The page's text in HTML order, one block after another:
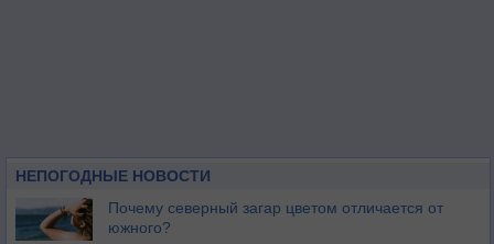
НЕПОГОДНЫЕ НОВОСТИ
Почему северный загар цветом отличается от
южного?